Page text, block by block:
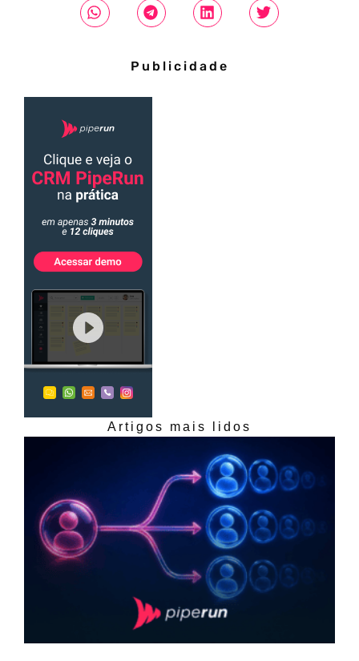
Publicidade
Artigos mais lidos